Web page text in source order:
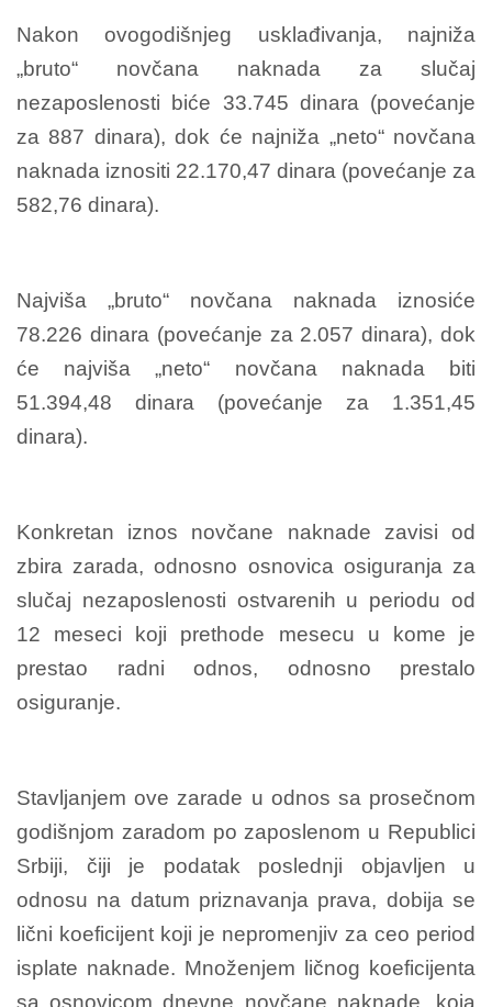
Nakon ovogodišnjeg usklađivanja, najniža
„bruto“ novčana naknada za slučaj
nezaposlenosti biće 33.745 dinara (povećanje
za 887 dinara), dok će najniža „neto“ novčana
naknada iznositi 22.170,47 dinara (povećanje za
582,76 dinara).
Najviša „bruto“ novčana naknada iznosiće
78.226 dinara (povećanje za 2.057 dinara), dok
će najviša „neto“ novčana naknada biti
51.394,48 dinara (povećanje za 1.351,45
dinara).
Konkretan iznos novčane naknade zavisi od
zbira zarada, odnosno osnovica osiguranja za
slučaj nezaposlenosti ostvarenih u periodu od
12 meseci koji prethode mesecu u kome je
prestao radni odnos, odnosno prestalo
osiguranje.
Stavljanjem ove zarade u odnos sa prosečnom
godišnjom zaradom po zaposlenom u Republici
Srbiji, čiji je podatak poslednji objavljen u
odnosu na datum priznavanja prava, dobija se
lični koeficijent koji je nepromenjiv za ceo period
isplate naknade. Množenjem ličnog koeficijenta